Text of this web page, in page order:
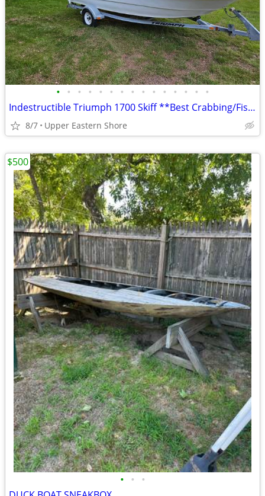
• • • • • • • • • • • • • • •
Indestructible Triumph 1700 Skiff **Best Crabbing/Fishing ever made!
8/7 Upper Eastern Shore
• • •
$500